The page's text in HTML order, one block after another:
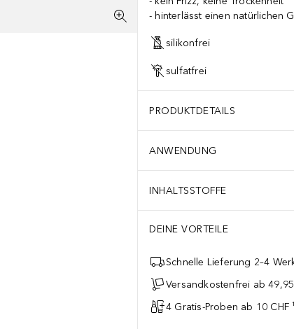
hinterlässt einen natürlichen
silikonfrei
sulfatfrei
PRODUKTDETAILS
ANWENDUNG
INHALTSSTOFFE
DEINE VORTEILE
Schnelle Lieferung 2–4
Versandkostenfrei ab 49,95
4 Gratis-Proben ab 10 CHF